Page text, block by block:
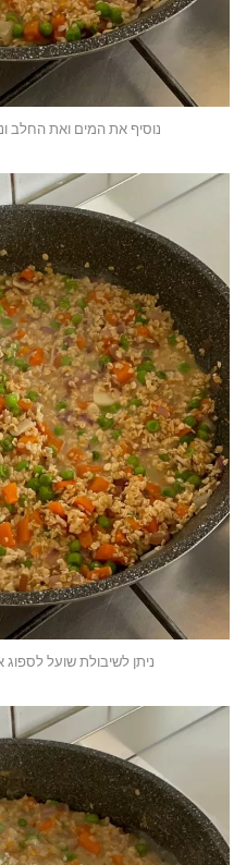
נוסיף את המים ואת החלב
ניתן לשיבולת שועל לספוג